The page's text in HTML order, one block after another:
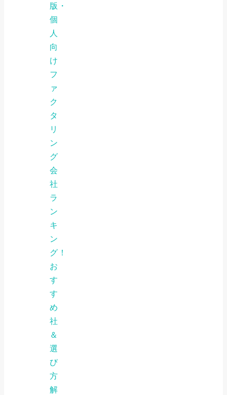
版・
個
人
向
け
フ
ァ
ク
タ
リ
ン
グ
会
社
ラ
ン
キ
ン
グ！
お
す
す
め
社
＆
選
び
方
解